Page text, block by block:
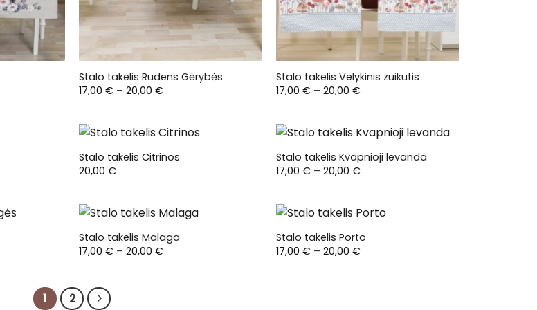
Stalo takelis Rudens Gėrybės
17,00 € – 20,00 €Price
20,00 €
Stalo takelis Velykinis zuikutis
17,00 € – 20,00 €Price
20,00 €
Stalo takelis Citrinos
20,00 €
Stalo takelis Kvapnioji levanda
17,00 € – 20,00 €Price
20,00 €
Stalo takelis Malaga
17,00 € – 20,00 €Price
Stalo takelis Porto
17,00 € – 20,00 €Price
1 2